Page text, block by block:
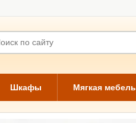
Шкафы Мягкая мебель